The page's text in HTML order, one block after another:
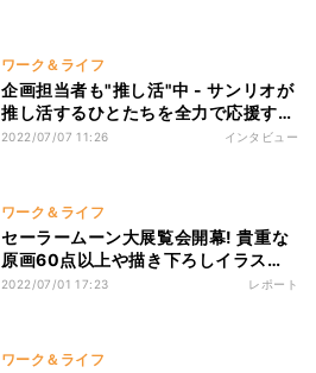
ワーク＆ライフ
企画担当者も"推し活"中 - サンリオが
推し活するひとたちを全力で応援する
ワケを聞いた
2022/07/07 11:26 インタビュー
ワーク＆ライフ
セーラームーン大展覧会開幕! 貴重な
原画60点以上や描き下ろしイラスト
も - 武内先生のこだわりがつまった
2022/07/01 17:23 レポート
ワーク＆ライフ